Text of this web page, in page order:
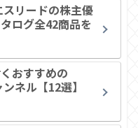
スリードの株主優
ログ全42商品を
おすすめの
ネル【12選】